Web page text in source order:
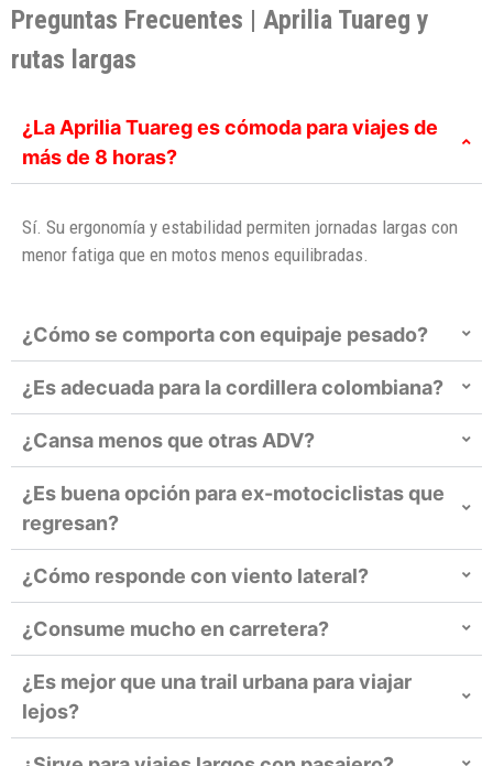
Preguntas Frecuentes | Aprilia Tuareg y
rutas largas
¿La Aprilia Tuareg es cómoda para viajes de
más de 8 horas?
Sí. Su ergonomía y estabilidad permiten jornadas largas con
menor fatiga que en motos menos equilibradas.
¿Cómo se comporta con equipaje pesado?
¿Es adecuada para la cordillera colombiana?
¿Cansa menos que otras ADV?
¿Es buena opción para ex-motociclistas que
regresan?
¿Cómo responde con viento lateral?
¿Consume mucho en carretera?
¿Es mejor que una trail urbana para viajar
lejos?